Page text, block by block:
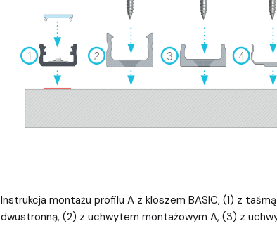
Instrukcja montażu profilu A z kloszem BASIC, (1) z taśmą
dwustronną, (2) z uchwytem montażowym A, (3) z